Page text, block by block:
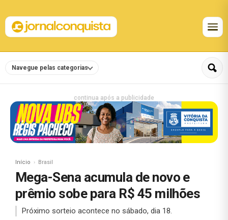
Navegue pelas categorias
continua após a publicidade
Início Brasil
Mega-Sena acumula de novo e
prêmio sobe para R$ 45 milhões
Próximo sorteio acontece no sábado, dia 18.